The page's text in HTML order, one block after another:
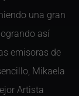
una gran
así
emisoras de
Mikaela
Artista